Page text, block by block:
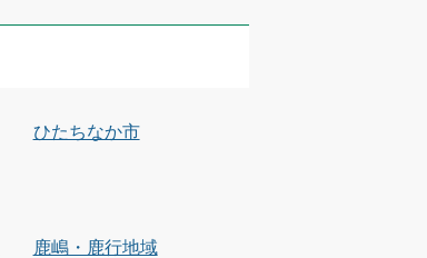
ひたちなか市
鹿嶋・鹿行地域